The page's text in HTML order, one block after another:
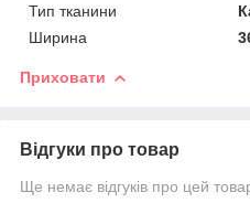
Тип тканини
Ширина
Приховати
Відгуки про товар
Ще немає відгуків про цей